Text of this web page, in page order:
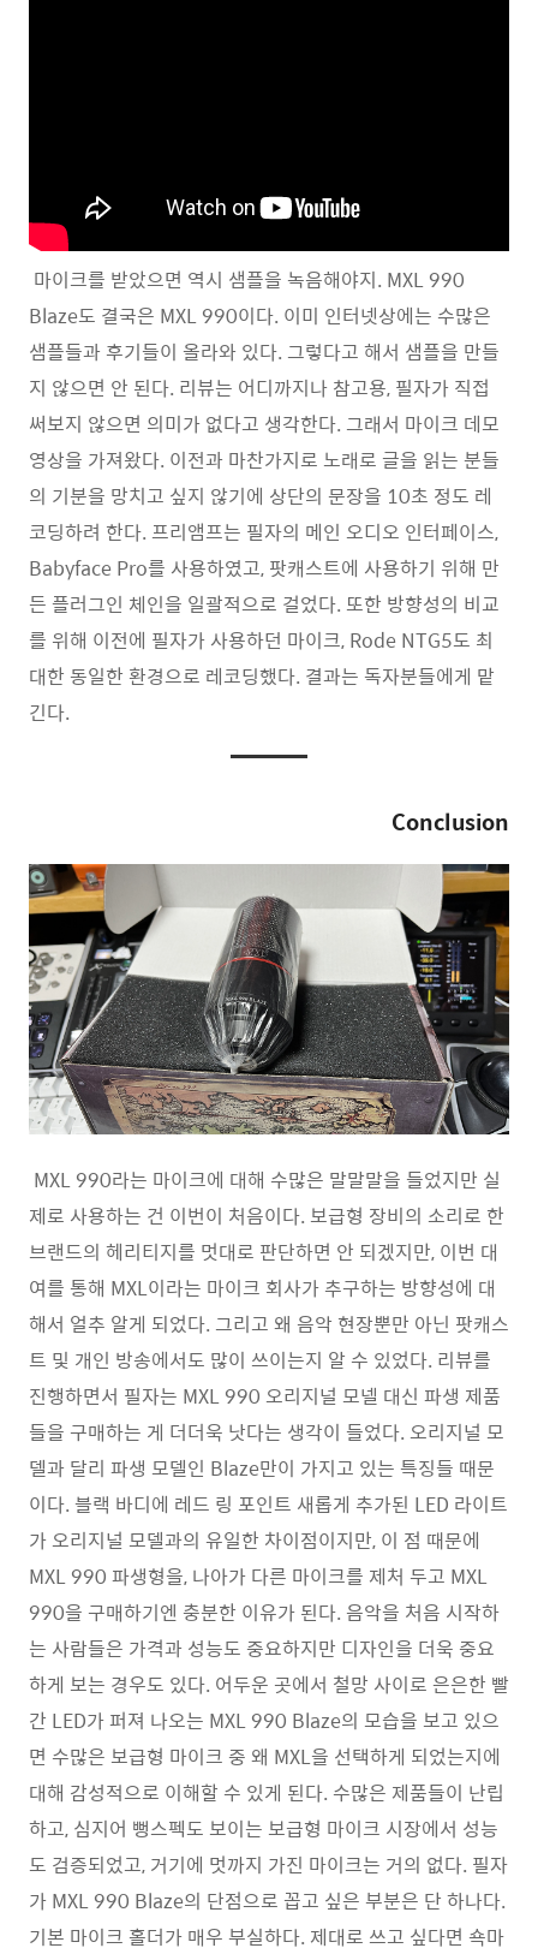
마이크를 받았으면 역시 샘플을 녹음해야지. MXL 990
Blaze도 결국은 MXL 990이다. 이미 인터넷상에는 수많은
샘플들과 후기들이 올라와 있다. 그렇다고 해서 샘플을 만들
지 않으면 안 된다. 리뷰는 어디까지나 참고용, 필자가 직접
써보지 않으면 의미가 없다고 생각한다. 그래서 마이크 데모
영상을 가져왔다. 이전과 마찬가지로 노래로 글을 읽는 분들
의 기분을 망치고 싶지 않기에 상단의 문장을 10초 정도 레
코딩하려 한다. 프리앰프는 필자의 메인 오디오 인터페이스,
Babyface Pro를 사용하였고, 팟캐스트에 사용하기 위해 만
든 플러그인 체인을 일괄적으로 걸었다. 또한 방향성의 비교
를 위해 이전에 필자가 사용하던 마이크, Rode NTG5도 최
대한 동일한 환경으로 레코딩했다. 결과는 독자분들에게 맡
긴다.
Conclusion
MXL 990라는 마이크에 대해 수많은 말말말을 들었지만 실
제로 사용하는 건 이번이 처음이다. 보급형 장비의 소리로 한
브랜드의 헤리티지를 멋대로 판단하면 안 되겠지만, 이번 대
여를 통해 MXL이라는 마이크 회사가 추구하는 방향성에 대
해서 얼추 알게 되었다. 그리고 왜 음악 현장뿐만 아닌 팟캐스
트 및 개인 방송에서도 많이 쓰이는지 알 수 있었다. 리뷰를
진행하면서 필자는 MXL 990 오리지널 모넬 대신 파생 제품
들을 구매하는 게 더더욱 낫다는 생각이 들었다. 오리지널 모
델과 달리 파생 모델인 Blaze만이 가지고 있는 특징들 때문
이다. 블랙 바디에 레드 링 포인트 새롭게 추가된 LED 라이트
가 오리지널 모델과의 유일한 차이점이지만, 이 점 때문에
MXL 990 파생형을, 나아가 다른 마이크를 제처 두고 MXL
990을 구매하기엔 충분한 이유가 된다. 음악을 처음 시작하
는 사람들은 가격과 성능도 중요하지만 디자인을 더욱 중요
하게 보는 경우도 있다. 어두운 곳에서 철망 사이로 은은한 빨
간 LED가 퍼져 나오는 MXL 990 Blaze의 모습을 보고 있으
면 수많은 보급형 마이크 중 왜 MXL을 선택하게 되었는지에
대해 감성적으로 이해할 수 있게 된다. 수많은 제품들이 난립
하고, 심지어 뻥스펙도 보이는 보급형 마이크 시장에서 성능
도 검증되었고, 거기에 멋까지 가진 마이크는 거의 없다. 필자
가 MXL 990 Blaze의 단점으로 꼽고 싶은 부분은 단 하나다.
기본 마이크 홀더가 매우 부실하다. 제대로 쓰고 싶다면 쇽마